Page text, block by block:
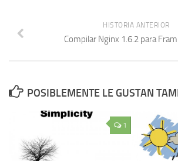
HISTORIA ANTERIOR
Compilar Nginx 1.6.2 para
POSIBLEMENTE LE GUSTAN
1